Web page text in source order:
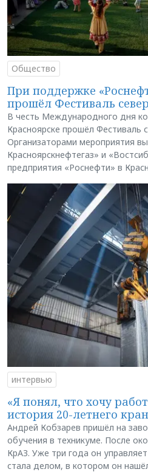
Общество
При поддержке
прошёл Фестиваль
В честь Международного дня
Красноярске прошёл Фестиваль
Организаторами мероприятия
Красноярскнефтегаз» и
предприятия «Роснефти» в
интервью
«Я понял, что хочу
история 20-летнего
Андрей Кобзарев пришёл на
обучения в техникуме. После
КрАЗ. Уже три года он
стала делом, в котором он